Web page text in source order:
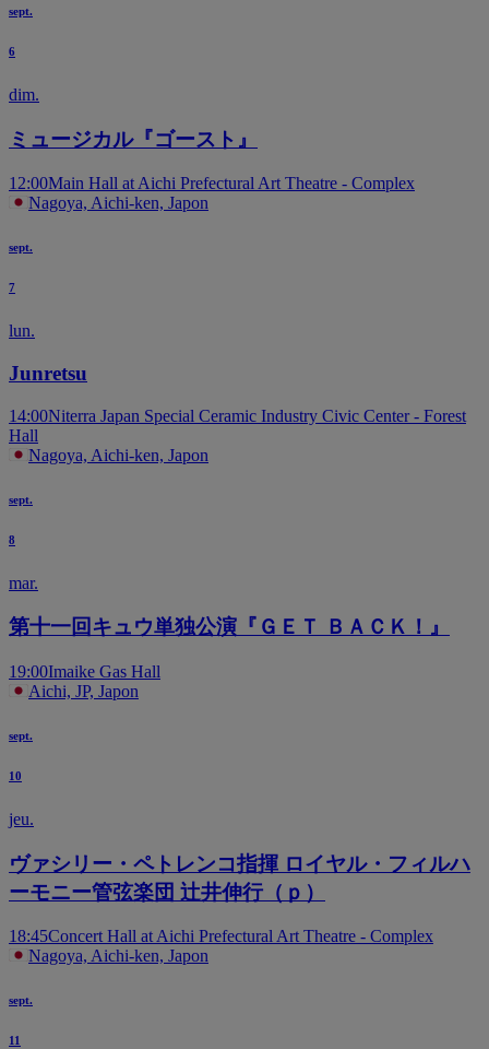
sept.
6
dim.
ミュージカル『ゴースト』
12:00Main Hall at Aichi Prefectural Art Theatre - Complex
Nagoya, Aichi-ken, Japon
sept.
7
lun.
Junretsu
14:00Niterra Japan Special Ceramic Industry Civic Center - Forest
Hall
Nagoya, Aichi-ken, Japon
sept.
8
mar.
第十一回キュウ単独公演『ＧＥＴ ＢＡＣＫ！』
19:00Imaike Gas Hall
Aichi, JP, Japon
sept.
10
jeu.
ヴァシリー・ペトレンコ指揮 ロイヤル・フィルハ
ーモニー管弦楽団 辻井伸行（ｐ）
18:45Concert Hall at Aichi Prefectural Art Theatre - Complex
Nagoya, Aichi-ken, Japon
sept.
11